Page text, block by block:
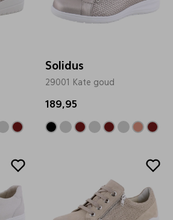
Solidus
29001 Kate goud
189,95